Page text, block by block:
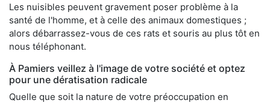
Les nuisibles peuvent gravement poser problème à la
santé de l'homme, et à celle des animaux domestiques ;
alors débarrassez-vous de ces rats et souris au plus tôt en
nous téléphonant.
À Pamiers veillez à l'image de votre société et optez
pour une dératisation radicale
Quelle que soit la nature de votre préoccupation en